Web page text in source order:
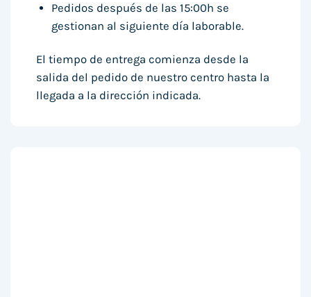
Pedidos después de las 15:00h se
gestionan al siguiente día laborable.
El tiempo de entrega comienza desde la
salida del pedido de nuestro centro hasta la
llegada a la dirección indicada.